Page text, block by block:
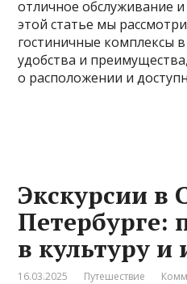
отличное обслуживание
этой статье мы
гостиничные комплексы
удобства и
о расположении и
Экскурсии в
Петербурге:
в культуру и
16.03.2025 Путешествие